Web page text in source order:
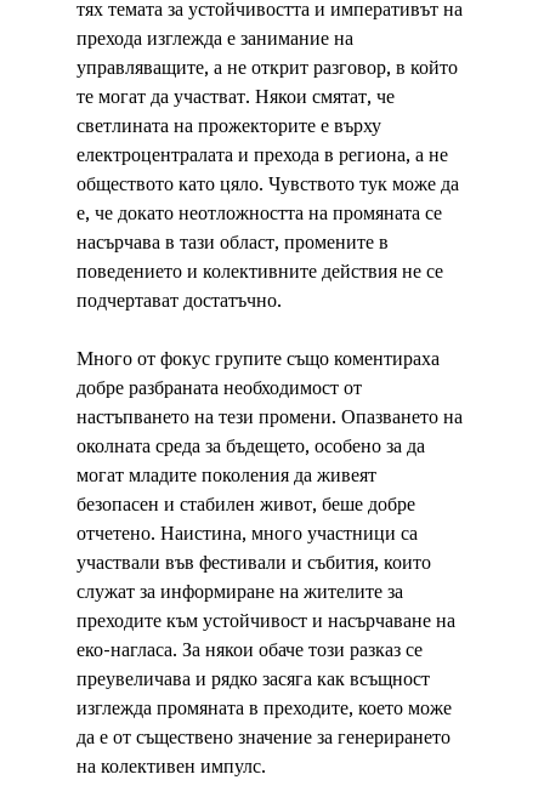
тях темата за устойчивостта и императивът на
прехода изглежда е занимание на
управляващите, а не открит разговор, в който
те могат да участват. Някои смятат, че
светлината на прожекторите е върху
електроцентралата и прехода в региона, а не
обществото като цяло. Чувството тук може да
е, че докато неотложността на промяната се
насърчава в тази област, промените в
поведението и колективните действия не се
подчертават достатъчно.
Много от фокус групите също коментираха
добре разбраната необходимост от
настъпването на тези промени. Опазването на
околната среда за бъдещето, особено за да
могат младите поколения да живеят
безопасен и стабилен живот, беше добре
отчетено. Наистина, много участници са
участвали във фестивали и събития, които
служат за информиране на жителите за
преходите към устойчивост и насърчаване на
еко-нагласа. За някои обаче този разказ се
преувеличава и рядко засяга как всъщност
изглежда промяната в преходите, което може
да е от съществено значение за генерирането
на колективен импулс.